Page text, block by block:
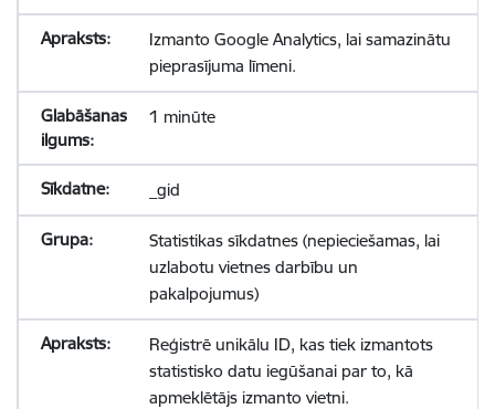
Izmanto Google Analytics, lai samazinātu
pieprasījuma līmeni.
1 minūte
_gid
Statistikas sīkdatnes (nepieciešamas, lai
uzlabotu vietnes darbību un
pakalpojumus)
Reģistrē unikālu ID, kas tiek izmantots
statistisko datu iegūšanai par to, kā
apmeklētājs izmanto vietni.